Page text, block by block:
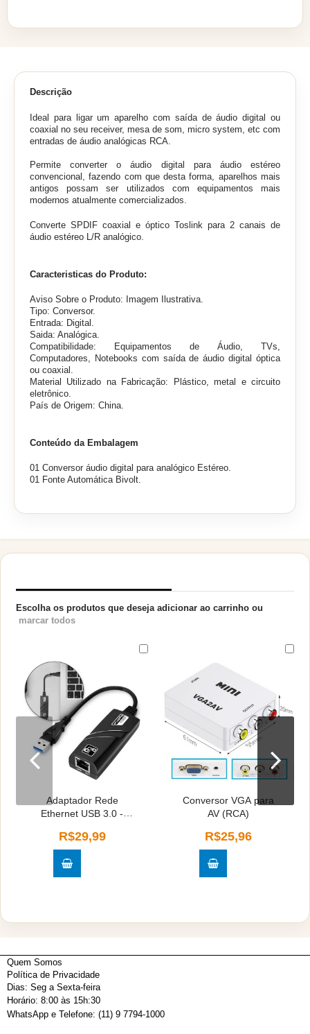
Descrição
Ideal para ligar um aparelho com saída de áudio digital ou
coaxial no seu receiver, mesa de som, micro system, etc com
entradas de áudio analógicas RCA.
Permite converter o áudio digital para áudio estéreo
convencional, fazendo com que desta forma, aparelhos mais
antigos possam ser utilizados com equipamentos mais
modernos atualmente comercializados.
Converte SPDIF coaxial e óptico Toslink para 2 canais de
áudio estéreo L/R analógico.
Caracteristicas do Produto:
Aviso Sobre o Produto: Imagem Ilustrativa.
Tipo: Conversor.
Entrada: Digital.
Saida: Analógica.
Compatibilidade: Equipamentos de Áudio, TVs,
Computadores, Notebooks com saída de áudio digital óptica
ou coaxial.
Material Utilizado na Fabricação: Plástico, metal e circuito
eletrônico.
País de Origem: China.
Conteúdo da Embalagem
01 Conversor áudio digital para analógico Estéreo.
01 Fonte Automática Bivolt.
Escolha os produtos que deseja adicionar ao carrinho ou
marcar todos
Adaptador Rede
Ethernet USB 3.0 -
R$29,99
Conversor VGA para
AV (RCA)
R$25,96
Quem Somos
Política de Privacidade
Dias: Seg a Sexta-feira
Horário: 8:00 às 15h:30
WhatsApp e Telefone: (11) 9 7794-1000